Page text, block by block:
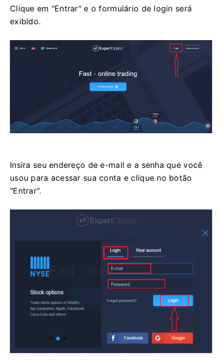
Clique em "Entrar" e o formulário de login será
exibido.
Insira seu endereço de e-mail e a senha que você
usou para acessar sua conta e clique no botão
"Entrar".